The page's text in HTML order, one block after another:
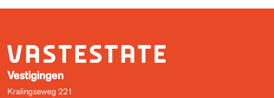
Vestigingen
Kralingseweg 221